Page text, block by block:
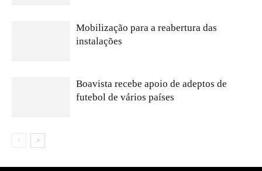
Mobilização para a reabertura das
instalações
Boavista recebe apoio de adeptos de
futebol de vários países